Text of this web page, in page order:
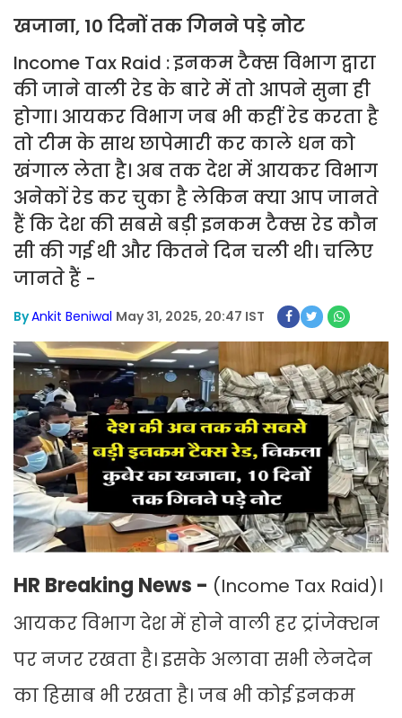
खजाना, 10 दिनों तक गिनने पड़े नोट
Income Tax Raid : इनकम टैक्स विभाग द्वारा
की जाने वाली रेड के बारे में तो आपने सुना ही
होगा। आयकर विभाग जब भी कहीं रेड करता है
तो टीम के साथ छापेमारी कर काले धन को
खंगाल लेता है। अब तक देश में आयकर विभाग
अनेकों रेड कर चुका है लेकिन क्या आप जानते
हैं कि देश की सबसे बड़ी इनकम टैक्स रेड कौन
सी की गई थी और कितने दिन चली थी। चलिए
जानते हैं -
ByAnkit Beniwal May 31, 2025, 20:47 IST
HR Breaking News - (Income Tax Raid)।
आयकर विभाग देश में होने वाली हर ट्रांजेक्शन
पर नजर रखता है। इसके अलावा सभी लेनदेन
का हिसाब भी रखता है। जब भी कोई इनकम